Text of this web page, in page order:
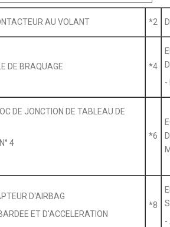
AU VOLANT *2
DE BRAQUAGE *4
-
DE JONCTION DE TABLEAU DE
4
*6
D'AIRBAG
ET D'ACCELERATION
*8
-